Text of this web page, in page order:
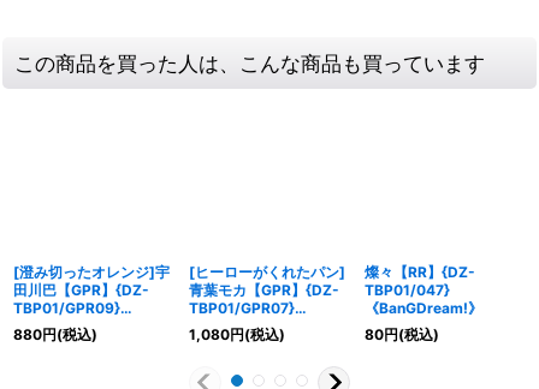
この商品を買った人は、こんな商品も買っています
[澄み切ったオレンジ]宇
田川巴【GPR】{DZ-
TBP01/GPR09}
《BanGDream!》
880円(税込)
[ヒーローがくれたパン]
青葉モカ【GPR】{DZ-
TBP01/GPR07}
《BanGDream!》
1,080円(税込)
燦々【RR】{DZ-
TBP01/047}
《BanGDream!》
80円(税込)